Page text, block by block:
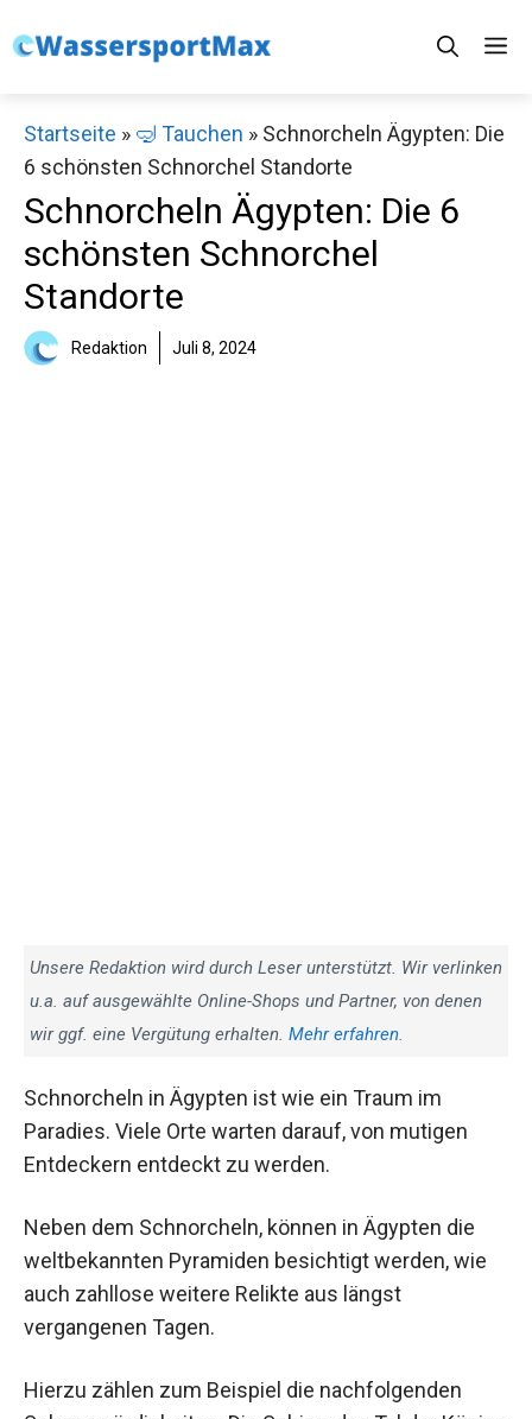
Inhalt
Startseite » 🤿 Tauchen » Schnorcheln Ägypten: Die
6 schönsten Schnorchel Standorte
Schnorcheln Ägypten: Die 6
schönsten Schnorchel
Standorte
Redaktion Juli 8, 2024
Unsere Redaktion wird durch Leser unterstützt. Wir verlinken
u.a. auf ausgewählte Online-Shops und Partner, von denen
wir ggf. eine Vergütung erhalten. Mehr erfahren.
Schnorcheln in Ägypten ist wie ein Traum im
Paradies. Viele Orte warten darauf, von mutigen
Entdeckern entdeckt zu werden.
Neben dem Schnorcheln, können in Ägypten die
weltbekannten Pyramiden besichtigt werden, wie
auch zahllose weitere Relikte aus längst
vergangenen Tagen.
Hierzu zählen zum Beispiel die nachfolgenden